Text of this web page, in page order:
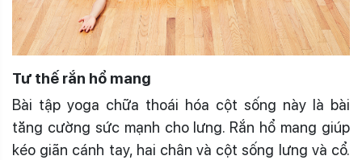
Tư thế rắn hổ mang
Bài tập yoga chữa thoái hóa cột sống này là bài
tăng cường sức mạnh cho lưng. Rắn hổ mang giúp
kéo giãn cánh tay, hai chân và cột sống lưng và cổ.